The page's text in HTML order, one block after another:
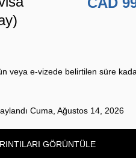
veya e-vizede belirtilen süre
Cuma, Ağustos 14, 2026
GÖRÜNTÜLE